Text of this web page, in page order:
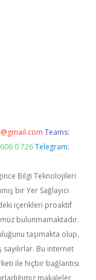
Teams:
0 726 Telegram:
Bilgi Teknolojileri
bir Yer Sağlayıcı
içerikleri proaktif
bulunmamaktadır.
taşımakta olup,
Bu internet
ile hiçbir bağlantısı
makaleler